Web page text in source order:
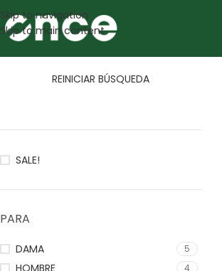
Skip to navigation
Skip to main content
REINICIAR BÚSQUEDA
SALE!
PARA
DAMA 5
HOMBRE 4